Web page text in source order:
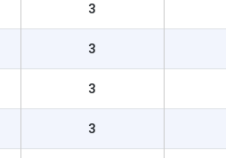
3
3
3
3